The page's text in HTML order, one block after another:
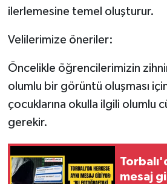
ilerlemesine temel oluşturur.
Velilerimize öneriler:
Öncelikle öğrencilerimizin
olumlu bir görüntü oluşması
çocuklarına okulla ilgili olumlu
gerekir.
mesaj